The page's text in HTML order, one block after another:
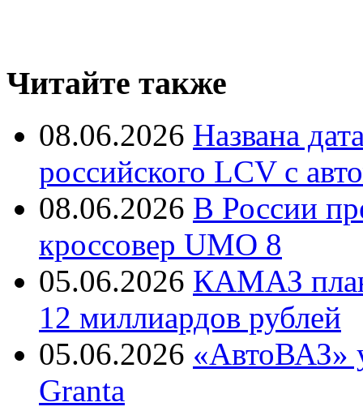
Читайте также
08.06.2026 Названа
российского LCV с
08.06.2026 В России
кроссовер UMO 8
05.06.2026 КАМАЗ
12 миллиардов рублей
05.06.2026 «АвтоВАЗ»
Granta